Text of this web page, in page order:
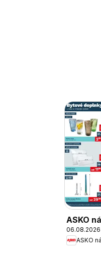
ASKO
Bytové
06.08.2026
ASKO